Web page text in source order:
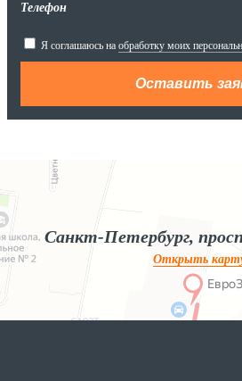
Телефон
Я соглашаюсь на обработку моих
Яндекс.Карты
Яндекс.Карты — поиск мест и адресов, городской
Санкт-Петербург,
Открыть